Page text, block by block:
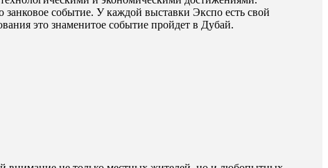
занковое событие. У каждой выставки Экспо есть свой
это знаменитое событие пройдет в Дубай.